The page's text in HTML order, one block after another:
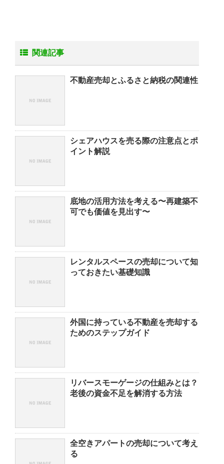
関連記事
不動産売却とふるさと納税の関連性
シェアハウスを売る際の注意点とポ
イント解説
底地の活用方法を考える〜再建築不
可でも価値を見出す〜
レンタルスペースの売却について知
っておきたい基礎知識
外国に持っている不動産を売却する
ためのステップガイド
リバースモーゲージの仕組みとは？
老後の資金不足を解消する方法
全空きアパートの売却について考え
る